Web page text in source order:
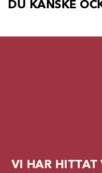
DU KANSKE
VI HAR HITTAT